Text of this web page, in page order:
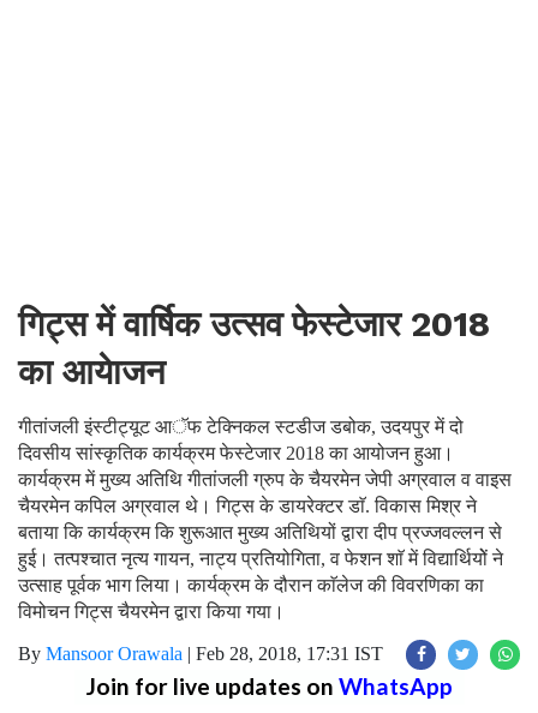
गिट्स में वार्षिक उत्सव फेस्टेजार 2018
का आयेाजन
गीतांजली इंस्टीट्यूट आॅफ टेक्निकल स्टडीज डबोक, उदयपुर में दो
दिवसीय सांस्कृतिक कार्यक्रम फेस्टेजार 2018 का आयोजन हुआ।
कार्यक्रम में मुख्य अतिथि गीतांजली ग्रुप के चैयरमेन जेपी अग्रवाल व वाइस
चैयरमेन कपिल अग्रवाल थे। गिट्स के डायरेक्टर डाॅ. विकास मिश्र ने
बताया कि कार्यक्रम कि शुरूआत मुख्य अतिथियों द्वारा दीप प्रज्जवल्लन से
हुई। तत्पश्चात नृत्य गायन, नाट्य प्रतियोगिता, व फेशन शाॅ में विद्यार्थियोें ने
उत्साह पूर्वक भाग लिया। कार्यक्रम के दौरान काॅलेज की विवरणिका का
विमोचन गिट्स चैयरमेन द्वारा किया गया।
By Mansoor Orawala | Feb 28, 2018, 17:31 IST
Join for live updates on WhatsApp